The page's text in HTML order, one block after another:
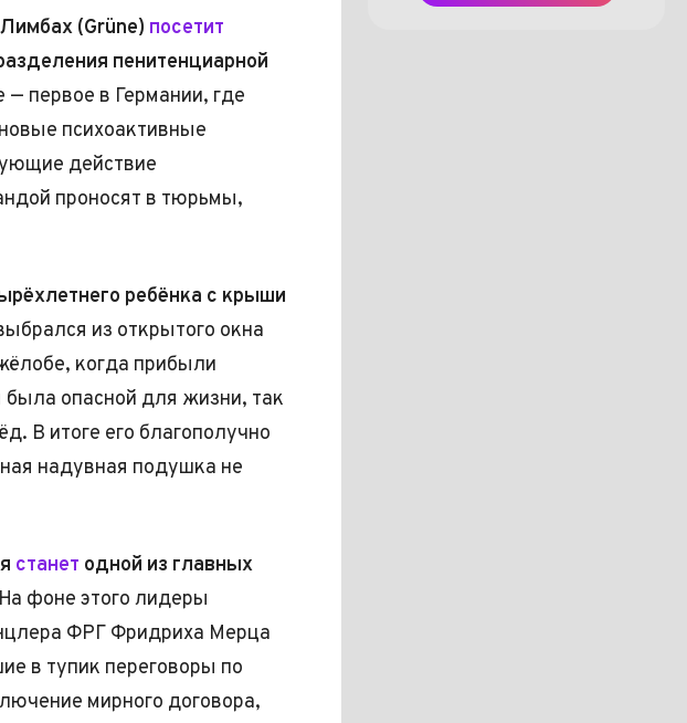
(Grüne) посетит
пенитенциарной
первое в Германии, где
психоактивные
действие
проносят в тюрьмы,
ребёнка с крыши
из открытого окна
когда прибыли
опасной для жизни, так
В итоге его благополучно
надувная подушка не
станет одной из главных
На фоне этого лидеры
ФРГ Фридриха Мерца
в тупик переговоры по
мирного договора,